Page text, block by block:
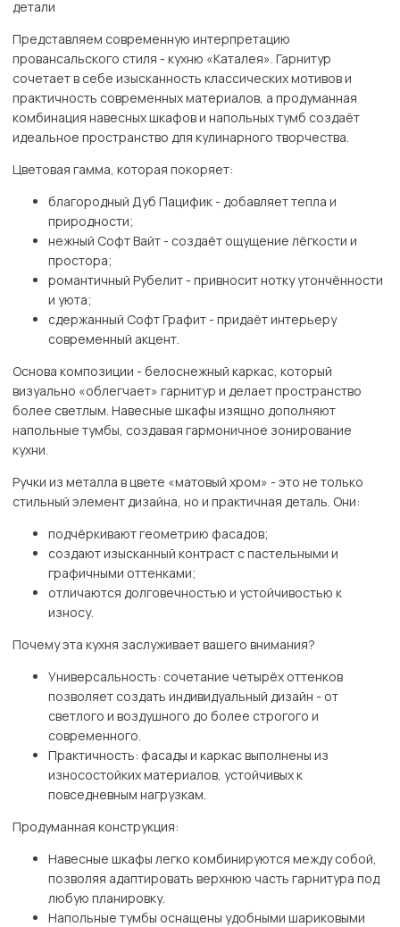
детали
Представляем современную интерпретацию
провансальского стиля - кухню «Каталея». Гарнитур
сочетает в себе изысканность классических мотивов и
практичность современных материалов, а продуманная
комбинация навесных шкафов и напольных тумб создаёт
идеальное пространство для кулинарного творчества.
Цветовая гамма, которая покоряет:
благородный Дуб Пацифик - добавляет тепла и
природности;
нежный Софт Вайт - создаёт ощущение лёгкости и
простора;
романтичный Рубелит - привносит нотку утончённости
и уюта;
сдержанный Софт Графит - придаёт интерьеру
современный акцент.
Основа композиции - белоснежный каркас, который
визуально «облегчает» гарнитур и делает пространство
более светлым. Навесные шкафы изящно дополняют
напольные тумбы, создавая гармоничное зонирование
кухни.
Ручки из металла в цвете «матовый хром» - это не только
стильный элемент дизайна, но и практичная деталь. Они:
подчёркивают геометрию фасадов;
создают изысканный контраст с пастельными и
графичными оттенками;
отличаются долговечностью и устойчивостью к
износу.
Почему эта кухня заслуживает вашего внимания?
Универсальность: сочетание четырёх оттенков
позволяет создать индивидуальный дизайн - от
светлого и воздушного до более строгого и
современного.
Практичность: фасады и каркас выполнены из
износостойких материалов, устойчивых к
повседневным нагрузкам.
Продуманная конструкция:
Навесные шкафы легко комбинируются между собой,
позволяя адаптировать верхнюю часть гарнитура под
любую планировку.
Напольные тумбы оснащены удобными шариковыми